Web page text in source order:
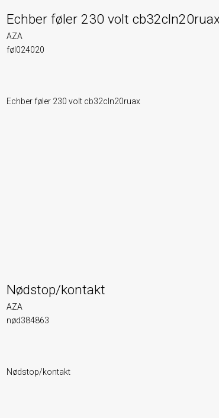
Echber føler 230 volt
AZA
føl024020
Echber føler 230 volt cb32cln20ruax
Nødstop/kontakt
AZA
nød384863
Nødstop/kontakt